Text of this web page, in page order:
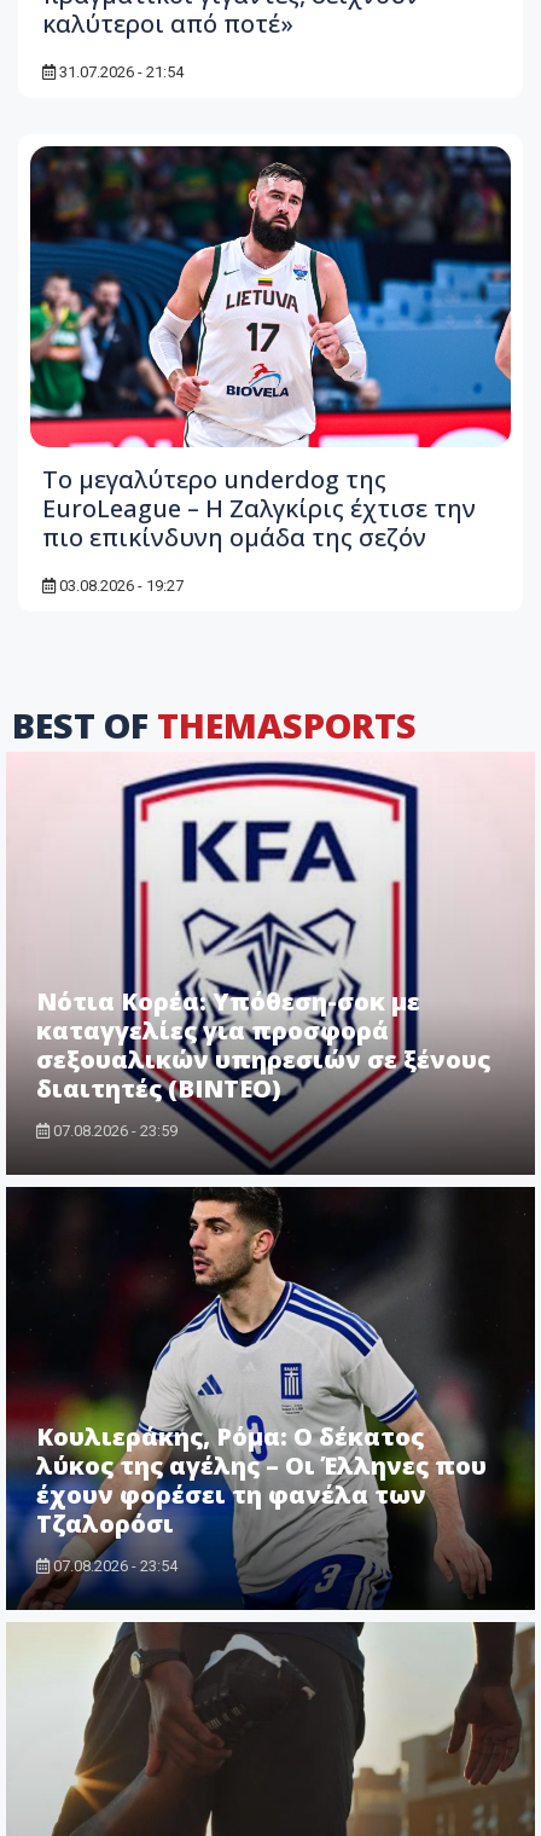
καλύτεροι από ποτέ»
31.07.2026 - 21:54
Το μεγαλύτερο underdog της
EuroLeague – Η Ζαλγκίρις έχτισε την
πιο επικίνδυνη ομάδα της σεζόν
03.08.2026 - 19:27
BEST OF THEMASPORTS
Νότια Κορέα: Υπόθεση-σοκ με
καταγγελίες για προσφορά
σεξουαλικών υπηρεσιών σε ξένους
διαιτητές (BINTEO)
07.08.2026 - 23:59
Κουλιεράκης, Ρόμα: Ο δέκατος
λύκος της αγέλης – Οι Έλληνες που
έχουν φορέσει τη φανέλα των
Τζαλορόσι
07.08.2026 - 23:54